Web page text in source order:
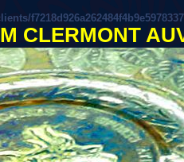
CLERMONT